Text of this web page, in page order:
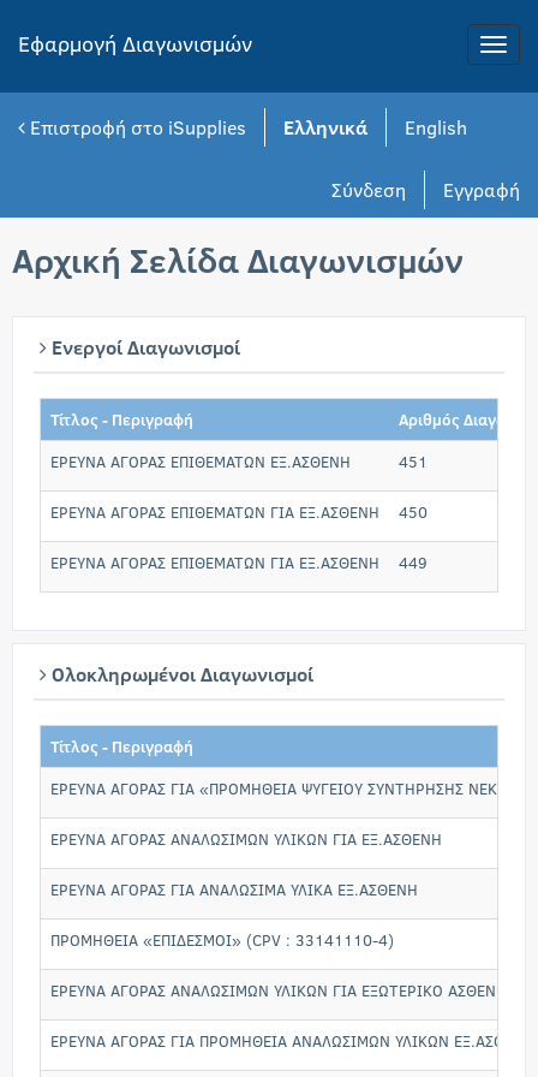
Toggle
Εφαρμογή Διαγωνισμών
Επιστροφή στο iSupplies Ελληνικά English
Εγγραφή
Σύνδεση
Αρχική Σελίδα Διαγωνισμών
Ενεργοί Διαγωνισμοί
Τίτλος - Περιγραφή
Αριθμός
ΕΡΕΥΝΑ ΑΓΟΡΑΣ ΕΠΙΘΕΜΑΤΩΝ ΕΞ.ΑΣΘΕΝΗ
451
ΕΡΕΥΝΑ ΑΓΟΡΑΣ ΕΠΙΘΕΜΑΤΩΝ ΓΙΑ ΕΞ.ΑΣΘΕΝΗ 450
ΕΡΕΥΝΑ ΑΓΟΡΑΣ ΕΠΙΘΕΜΑΤΩΝ ΓΙΑ ΕΞ.ΑΣΘΕΝΗ 449
Ολοκληρωμένοι Διαγωνισμοί
Τίτλος - Περιγραφή
ΕΡΕΥΝΑ ΑΓΟΡΑΣ ΓΙΑ «ΠΡΟΜΗΘΕΙΑ ΨΥΓΕΙΟΥ ΣΥΝΤΗΡΗΣΗΣ
ΕΡΕΥΝΑ ΑΓΟΡΑΣ ΑΝΑΛΩΣΙΜΩΝ ΥΛΙΚΩΝ ΓΙΑ ΕΞ.ΑΣΘΕΝΗ
ΕΡΕΥΝΑ ΑΓΟΡΑΣ ΓΙΑ ΑΝΑΛΩΣΙΜΑ ΥΛΙΚΑ ΕΞ.ΑΣΘΕΝΗ
ΠΡΟΜΗΘΕΙΑ «ΕΠΙΔΕΣΜΟΙ» (CPV : 33141110-4)
ΕΡΕΥΝΑ ΑΓΟΡΑΣ ΑΝΑΛΩΣΙΜΩΝ ΥΛΙΚΩΝ ΓΙΑ ΕΞΩΤΕΡΙΚΟ ΑΣΘΕΝΗ
ΕΡΕΥΝΑ ΑΓΟΡΑΣ ΓΙΑ ΠΡΟΜΗΘΕΙΑ ΑΝΑΛΩΣΙΜΩΝ ΥΛΙΚΩΝ ΕΞ.ΑΣΘΕΝΗ